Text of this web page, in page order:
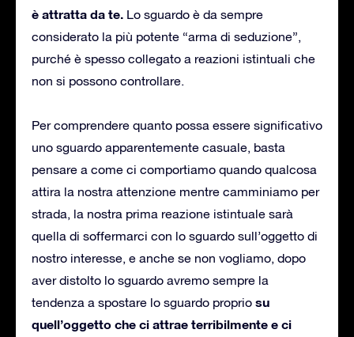
è attratta da te. Lo sguardo è da sempre
considerato la più potente “arma di seduzione”,
purché è spesso collegato a reazioni istintuali che
non si possono controllare.
Per comprendere quanto possa essere significativo
uno sguardo apparentemente casuale, basta
pensare a come ci comportiamo quando qualcosa
attira la nostra attenzione mentre camminiamo per
strada, la nostra prima reazione istintuale sarà
quella di soffermarci con lo sguardo sull’oggetto di
nostro interesse, e anche se non vogliamo, dopo
aver distolto lo sguardo avremo sempre la
tendenza a spostare lo sguardo proprio su
quell’oggetto che ci attrae terribilmente e ci